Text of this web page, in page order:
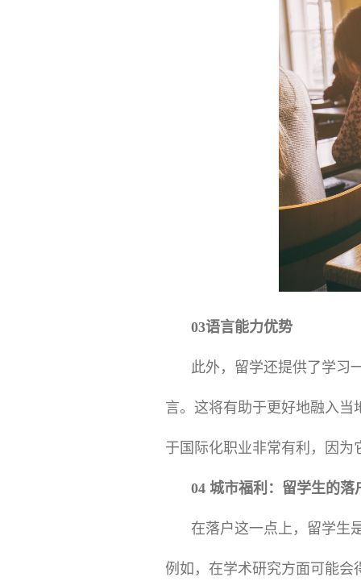
03语言能力优势
此外，留学还提供了学习
言。这将有助于更好地融入
于国际化职业非常有利，因
04 城市福利：留学生的落
在落户这一点上，留学生
例如，在学术研究方面可能会